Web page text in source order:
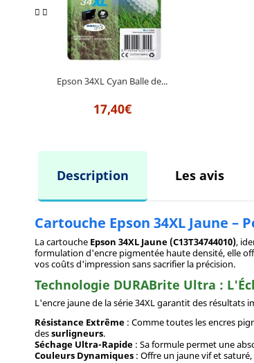
Epson 34XL Cyan Balle de...
17,40€
Description Les avis
Cartouche Epson 34XL Jaune
La cartouche Epson 34XL Jaune (C13T34744010),
formulation d'encre pigmentée haute densité, elle
vos coûts d'impression sans sacrifier la précision.
Technologie DURABrite Ultra :
L'encre jaune de la série 34XL garantit des résultats
Résistance Extrême : Comme toutes les encres
dessurligneurs.
Séchage Ultra-Rapide : Sa formule permet une
Couleurs Dynamiques : Offre un jaune vif et